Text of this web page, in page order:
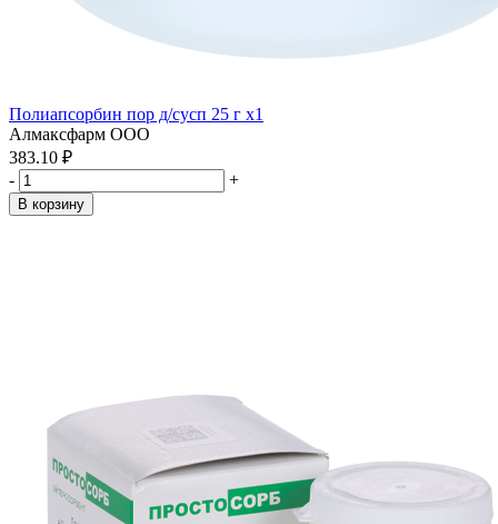
Полиапсорбин пор д/сусп 25 г x1
Алмаксфарм ООО
383.10 ₽
-
+
В корзину